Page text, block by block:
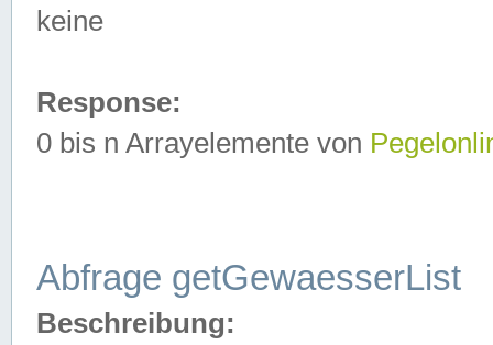
keine
Response:
0 bis n Arrayelemente von
Abfrage getGewaesserList
Beschreibung: